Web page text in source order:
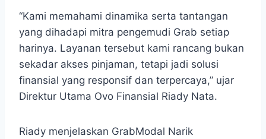
“Kami memahami dinamika serta tantangan
yang dihadapi mitra pengemudi Grab setiap
harinya. Layanan tersebut kami rancang bukan
sekadar akses pinjaman, tetapi jadi solusi
finansial yang responsif dan terpercaya,” ujar
Direktur Utama Ovo Finansial Riady Nata.
Riady menjelaskan GrabModal Narik